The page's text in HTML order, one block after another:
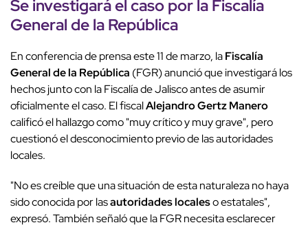
Se investigará el caso por la Fiscalía
General de la República
En conferencia de prensa este 11 de marzo, laFiscalía
General de la República (FGR) anunció que investigará los
hechos junto con la Fiscalía de Jalisco antes de asumir
oficialmente el caso. El fiscalAlejandro Gertz Manero
calificó el hallazgo como "muy crítico y muy grave", pero
cuestionó el desconocimiento previo de las autoridades
locales.
"No es creíble que una situación de esta naturaleza no haya
sido conocida por lasautoridades localeso estatales",
expresó. También señaló que la FGR necesita esclarecer